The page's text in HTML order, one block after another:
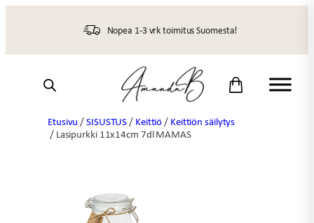
Nopea 1-3 vrk toimitus Suomesta!
Etusivu /SISUSTUS/ Keittiö/ Keittiön säilytys
/ Lasipurkki 11x14cm 7dl MAMAS